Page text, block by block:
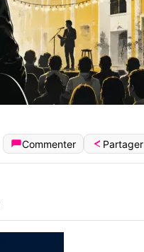
Commenter Partager